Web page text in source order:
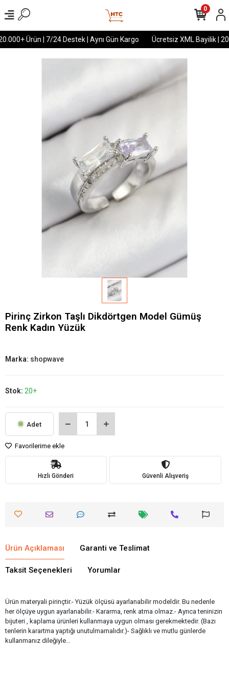
Ürün | 7/24 Destek | Aynı Gün Kargo Ücretsiz XML Bayilik |
0
Pirinç Zirkon Taşlı Dikdörtgen Model Gümüş
Renk Kadın Yüzük
Marka: shopwave
Stok: 20+
Adet
Favorilerime ekle
Hızlı Gönderi Güvenli Alışveriş
Ürün Açıklaması Garanti ve Teslimat
Taksit Seçenekleri Yorumlar
Ürün materyali pirinçtir.- Yüzük ölçüsü ayarlanabilir modeldir. Bu nedenle
her ölçüye uygun ayarlanabilir.- Kararma, renk atma olmaz.- Ayrıca teninizin
bijuteri , kaplama ürünleri kullanmaya uygun olması gerekmektedir. (Bazı
tenlerin karartma yaptığı unutulmamalıdır.)- Sağlıklı ve mutlu günlerde
kullanmanız dileğiyle…